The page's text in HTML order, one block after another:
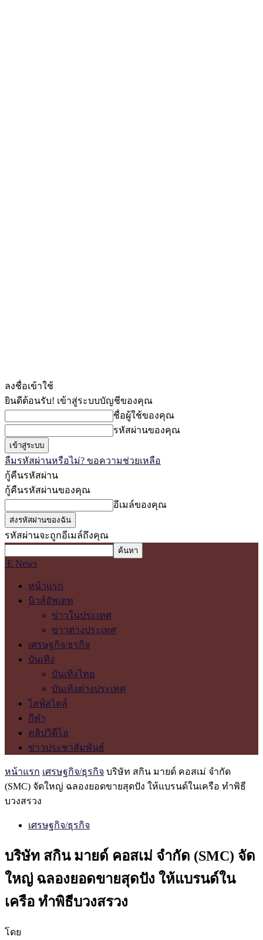
ลงชื่อเข้าใช้
ยินดีต้อนรับ! เข้าสู่ระบบบัญชีของคุณ
ชื่อผู้ใช้ของคุณ
รหัสผ่านของคุณ
ลืมรหัสผ่านหรือไม่? ขอความช่วยเหลือ
กู้คืนรหัสผ่าน
กู้คืนรหัสผ่านของคุณ
อีเมล์ของคุณ
รหัสผ่านจะถูกอีเมล์ถึงคุณ
E News
หน้าแรก
นิวส์อัพเดท
ข่าวในประเทศ
ข่าวต่างประเทศ
เศรษฐกิจ/ธุรกิจ
บันเทิง
บันเทิงไทย
บันเทิงต่างประเทศ
ไลฟ์สไตล์
กีฬา
คลิปวิดีโอ
ข่าวประชาสัมพันธ์
หน้าแรก เศรษฐกิจ/ธุรกิจ บริษัท สกิน มายด์ คอสเม่ จำกัด
(SMC) จัดใหญ่ ฉลองยอดขายสุดปัง ให้แบรนด์ในเครือ ทำพิธี
บวงสรวง
เศรษฐกิจ/ธุรกิจ
บริษัท สกิน มายด์ คอสเม่ จำกัด (SMC) จัด
ใหญ่ ฉลองยอดขายสุดปัง ให้แบรนด์ใน
เครือ ทำพิธีบวงสรวง
โดย